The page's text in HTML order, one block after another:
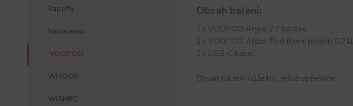
Vapefly
Vaporesso
VOOPOO
WHOOP
WISMEC
Obsah balení:
1x VOOPOO Argus Z2 baterie
1x VOOPOO Argus Pod (horní plnění) 0,7Ω
1x USB-C kabel
Obsah balení může být ještě upřesněn